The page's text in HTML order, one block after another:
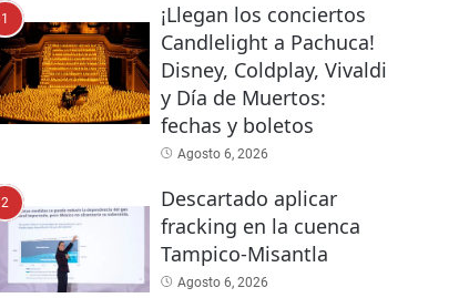
1
¡Llegan los conciertos
Candlelight a Pachuca!
Disney, Coldplay, Vivaldi
y Día de Muertos:
fechas y boletos
Agosto 6, 2026
2
Descartado aplicar
fracking en la cuenca
Tampico-Misantla
Agosto 6, 2026